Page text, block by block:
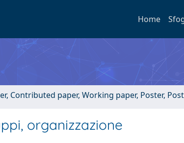
Home
Contributed paper, Working paper, Poster,
organizzazione